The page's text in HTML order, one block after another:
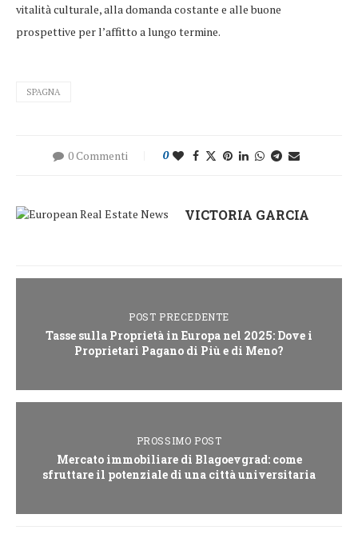
vitalità culturale, alla domanda costante e alle buone
prospettive per l’affitto a lungo termine.
SPAGNA
0 Commenti 0
VICTORIA GARCIA
POST PRECEDENTE
Tasse sulla Proprietà in Europa nel 2025: Dove i
Proprietari Pagano di Più e di Meno?
PROSSIMO POST
Mercato immobiliare di Blagoevgrad: come
sfruttare il potenziale di una città universitaria